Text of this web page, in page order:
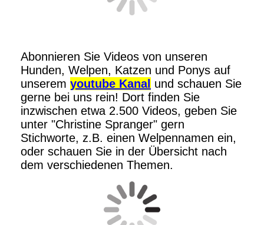
Abonnieren Sie Videos von unseren
Hunden, Welpen, Katzen und Ponys auf
unserem youtube Kanal und schauen Sie
gerne bei uns rein! Dort finden Sie
inzwischen etwa 2.500 Videos, geben Sie
unter "Christine Spranger" gern
Stichworte, z.B. einen Welpennamen ein,
oder schauen Sie in der Übersicht nach
dem verschiedenen Themen.